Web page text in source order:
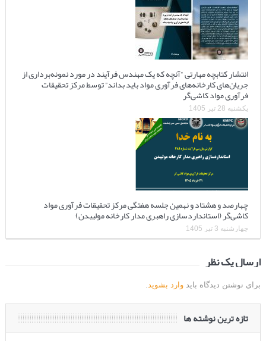
انتشار کتابچه مهارتی “آنچه که یک مهندس فرآیند در مورد نمونه‌برداری از
جریان‌های کارخانه‌های فرآوری مواد باید بداند” توسط مرکز تحقیقات
فرآوری مواد کاشی‌گر
یکشنبه 28 تیر 1405
چهارصد و هشتاد و نهمین جلسه هفتگی مرکز تحقیقات فرآوری مواد
کاشی‌گر (استانداردسازی راهبری مدار کارخانه مولیبدن)
چهارشنبه 3 تیر 1405
ارسال یک نظر
برای نوشتن دیدگاه باید وارد بشوید.
تازه ترین نوشته ها